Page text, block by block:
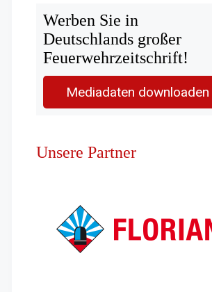
Werben Sie in
Deutschlands großer
Feuerwehrzeitschrift!
Mediadaten downloaden
Unsere Partner